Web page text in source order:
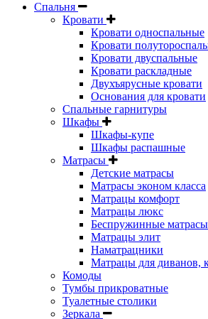
Спальня
Кровати
Кровати односпальные
Кровати
Кровати двуспальные
Кровати раскладные
Двухъярусные кровати
Основания для кровати
Спальные гарнитуры
Шкафы
Шкафы-купе
Шкафы распашные
Матрасы
Детские матрасы
Матрасы эконом класса
Матрацы комфорт
Матрацы люкс
Беспружинные
Матрацы элит
Наматрацники
Матрацы для диванов,
Комоды
Тумбы прикроватные
Туалетные столики
Зеркала